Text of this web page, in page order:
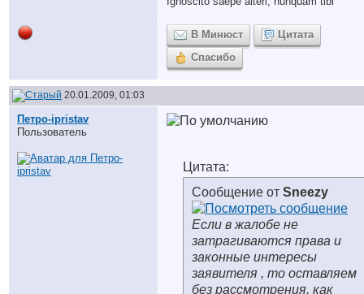
В Минюст
Цитата
Спасибо
20.01.2009, 01:03
Петро-ipristav
Пользователь
Цитата:
Сообщение от Sneezy
Если в жалобе не
затрагиваются права и
законные интересы
заявителя , то оставляем
без рассмотрения, как